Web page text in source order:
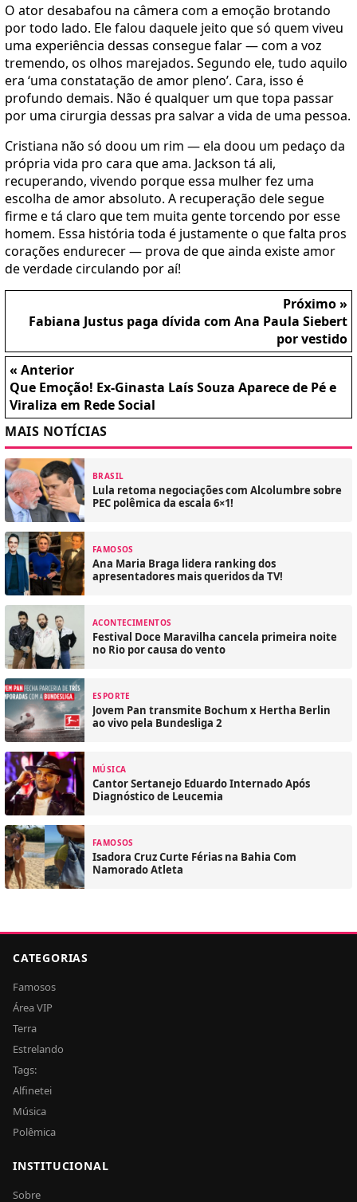
O ator desabafou na câmera com a emoção brotando
por todo lado. Ele falou daquele jeito que só quem viveu
uma experiência dessas consegue falar — com a voz
tremendo, os olhos marejados. Segundo ele, tudo aquilo
era ‘uma constatação de amor pleno’. Cara, isso é
profundo demais. Não é qualquer um que topa passar
por uma cirurgia dessas pra salvar a vida de uma pessoa.
Cristiana não só doou um rim — ela doou um pedaço da
própria vida pro cara que ama. Jackson tá ali,
recuperando, vivendo porque essa mulher fez uma
escolha de amor absoluto. A recuperação dele segue
firme e tá claro que tem muita gente torcendo por esse
homem. Essa história toda é justamente o que falta pros
corações endurecer — prova de que ainda existe amor
de verdade circulando por aí!
Próximo »
Fabiana Justus paga dívida com Ana Paula Siebert
por vestido
« Anterior
Que Emoção! Ex-Ginasta Laís Souza Aparece de Pé e
Viraliza em Rede Social
MAIS NOTÍCIAS
BRASIL
Lula retoma negociações com Alcolumbre sobre
PEC polêmica da escala 6×1!
FAMOSOS
Ana Maria Braga lidera ranking dos
apresentadores mais queridos da TV!
ACONTECIMENTOS
Festival Doce Maravilha cancela primeira noite
no Rio por causa do vento
ESPORTE
Jovem Pan transmite Bochum x Hertha Berlin
ao vivo pela Bundesliga 2
MÚSICA
Cantor Sertanejo Eduardo Internado Após
Diagnóstico de Leucemia
FAMOSOS
Isadora Cruz Curte Férias na Bahia Com
Namorado Atleta
CATEGORIAS
Famosos
Área VIP
Terra
Estrelando
Tags:
Alfinetei
Música
Polêmica
INSTITUCIONAL
Sobre